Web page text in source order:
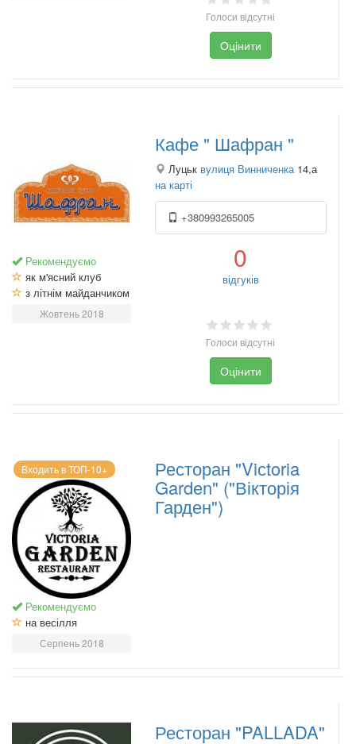
Голоси відсутні
Оцінити
Рекомендуємо
як м'ясний клуб
з літнім майданчиком
Жовтень 2018
Кафе " Шафран "
Луцьк вулиця Винниченка 14,а
на карті
+380993265005
0
відгуків
Голоси відсутні
Оцінити
Входить в ТОП-10+
Рекомендуємо
на весілля
Серпень 2018
Ресторан "Viсtoria
Garden" ("Вікторія
Гарден")
Ресторан "PALLADA"